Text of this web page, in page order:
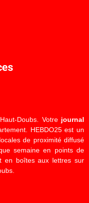
Doubs. Votre journal
HEBDO25 est un
de proximité diffusé
semaine en points de
en boîtes aux lettres sur